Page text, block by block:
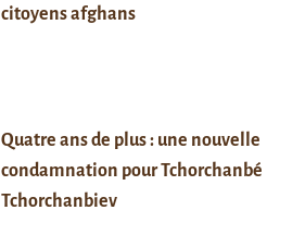
citoyens afghans
Quatre ans de plus : une nouvelle
condamnation pour Tchorchanbé
Tchorchanbiev